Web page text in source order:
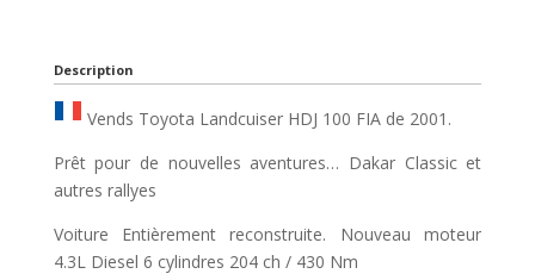
Description
Vends Toyota Landcuiser HDJ 100 FIA de 2001.
Prêt pour de nouvelles aventures… Dakar Classic et
autres rallyes
Voiture Entièrement reconstruite. Nouveau moteur
4.3L Diesel 6 cylindres 204 ch / 430 Nm